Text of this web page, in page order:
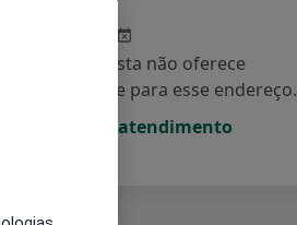
Esse especialista não oferece
online para esse endereço.
Solicite um atendimento